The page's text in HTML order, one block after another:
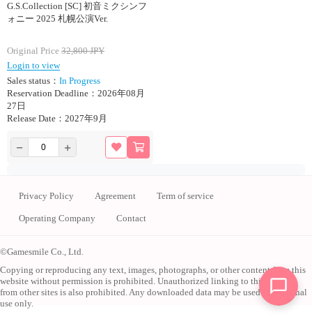
G.S.Collection [SC] 初音ミクシンフ
ォニー 2025 札幌公演Ver.
Original Price 32,800JPY
Login to view
Sales status： In Progress
Reservation Deadline：2026年08月
27日
Release Date：2027年9月
Privacy Policy Agreement Term of service
Operating Company Contact
©Gamesmile Co., Ltd.
Copying or reproducing any text, images, photographs, or other content from this
website without permission is prohibited. Unauthorized linking to this website
from other sites is also prohibited. Any downloaded data may be used for personal
use only.